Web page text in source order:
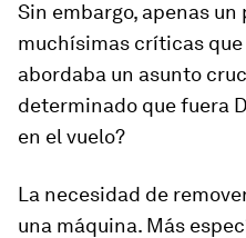
Sin embargo, apenas un
muchísimas críticas
abordaba un asunto
determinado que fuera
en el vuelo?
La necesidad de
una máquina. Más